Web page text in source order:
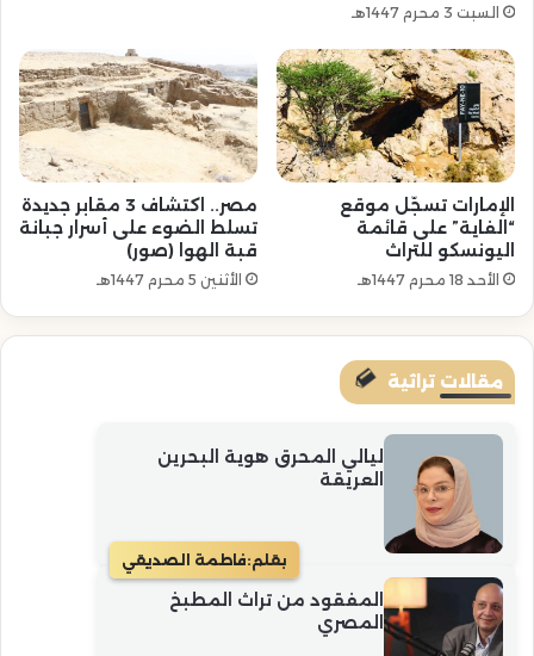
السبت 3 محرم 1447هـ
الإمارات تسجّل موقع
“الفاية” على قائمة
اليونسكو للتراث
الأحد 18 محرم 1447هـ
مصر.. اكتشاف 3 مقابر جديدة
تسلط الضوء على أسرار جبانة
قبة الهوا (صور)
الأثنين 5 محرم 1447هـ
مقالات تراثية
ليالي المحرق هوية البحرين
العريقة
بقلم:فاطمة الصديقي
المفقود من تراث المطبخ
المصري